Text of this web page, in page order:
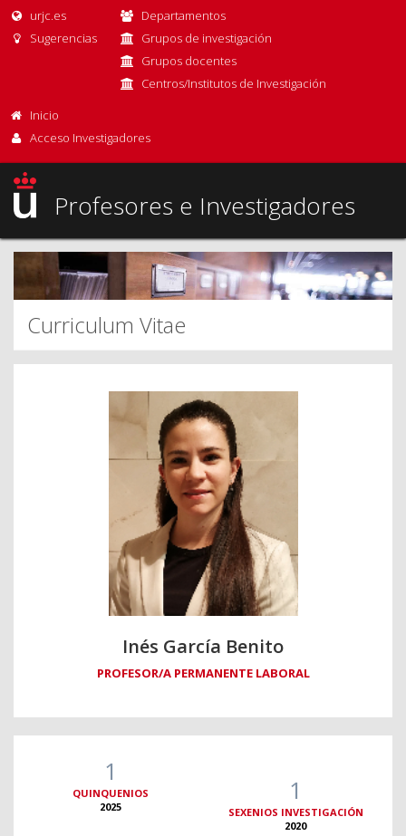
urjc.es
Sugerencias
Departamentos
Grupos de investigación
Grupos docentes
Centros/Institutos de Investigación
Inicio
Acceso Investigadores
Profesores e Investigadores
Curriculum Vitae
Inés García Benito
PROFESOR/A PERMANENTE LABORAL
1
QUINQUENIOS
2025
1
SEXENIOS INVESTIGACIÓN
2020